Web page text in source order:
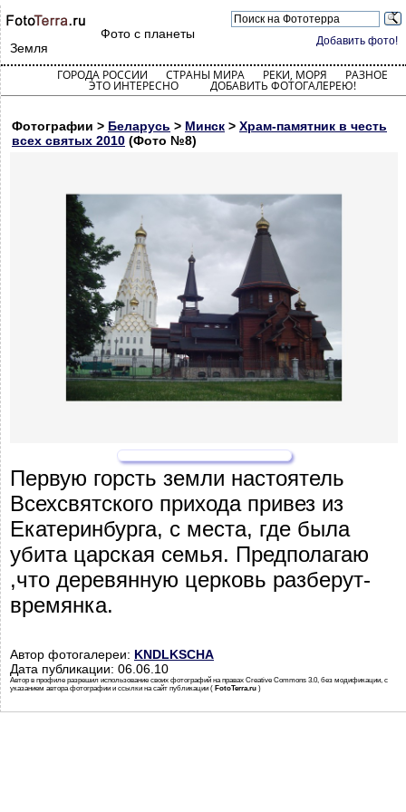
Добавить фото!
Фото с планеты
Земля
ГОРОДА РОССИИ СТРАНЫ МИРА РЕКИ, МОРЯ РАЗНОЕ
ЭТО ИНТЕРЕСНО ДОБАВИТЬ ФОТОГАЛЕРЕЮ!
Фотографии > Беларусь > Минск > Храм-памятник в честь
всех святых 2010 (Фото №8)
Первую горсть земли настоятель
Всехсвятского прихода привез из
Екатеринбурга, с места, где была
убита царская семья. Предполагаю
,что деревянную церковь разберут-
времянка.
Автор фотогалереи: KNDLKSCHA
Дата публикации: 06.06.10
Автор в профиле разрешил использование своих фотографий на правах Creative Commons 3.0, без модификации, с
указанием автора фотографии и ссылки на сайт публикации ( FotoTerra.ru )